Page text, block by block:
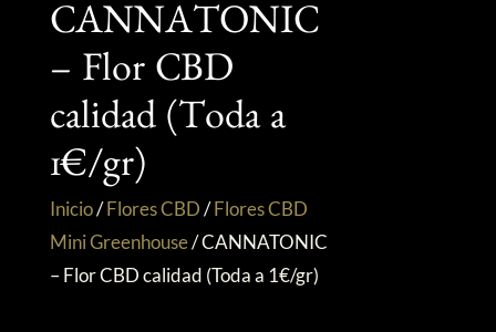
CANNATONIC
– Flor CBD
calidad (Toda a
1€/gr)
Inicio/Flores CBD/Flores CBD
Mini Greenhouse/CANNATONIC
– Flor CBD calidad (Toda a 1€/gr)